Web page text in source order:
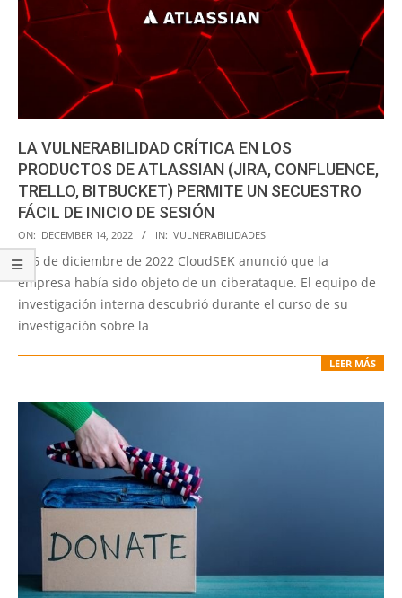
LA VULNERABILIDAD CRÍTICA EN LOS
PRODUCTOS DE ATLASSIAN (JIRA, CONFLUENCE,
TRELLO, BITBUCKET) PERMITE UN SECUESTRO
FÁCIL DE INICIO DE SESIÓN
2022-
12-
14
ON: DECEMBER 14, 2022 IN: VULNERABILIDADES
El 6 de diciembre de 2022 CloudSEK anunció que la
empresa había sido objeto de un ciberataque. El equipo de
investigación interna descubrió durante el curso de su
investigación sobre la
LEER MÁS